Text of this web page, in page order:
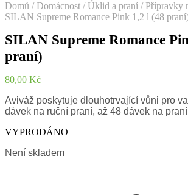
Domů / Domácnost / Úklid a praní / Přípravky
SILAN Supreme Romance Pink 1,2 l (48
SILAN Supreme Romance
praní)
80,00 Kč
Aviváž poskytuje dlouhotrvající vůni pro
dávek na ruční praní, až 48 dávek na
VYPRODÁNO
Není skladem